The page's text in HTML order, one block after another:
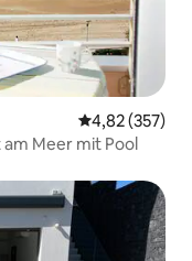
4,82 (357)
Meer mit Pool